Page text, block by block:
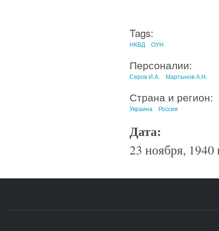
Tags:
НКВД ОУН
Персоналии:
Серов И.А. Мартынов А.Н.
Страна и регион:
Украина Россия
Дата:
23 ноября, 1940